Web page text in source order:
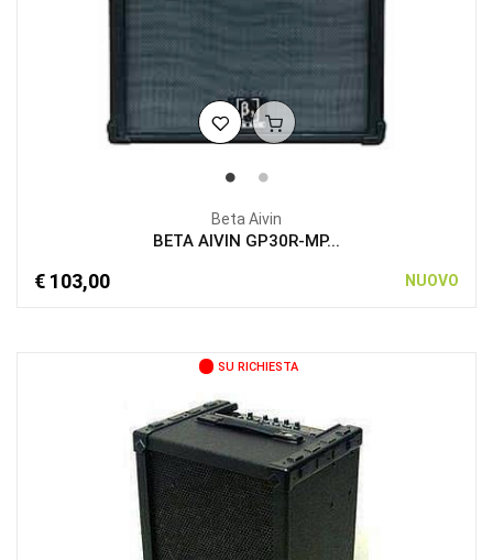
Beta Aivin
BETA AIVIN GP30R-MP...
€ 103,00 NUOVO
SU RICHIESTA